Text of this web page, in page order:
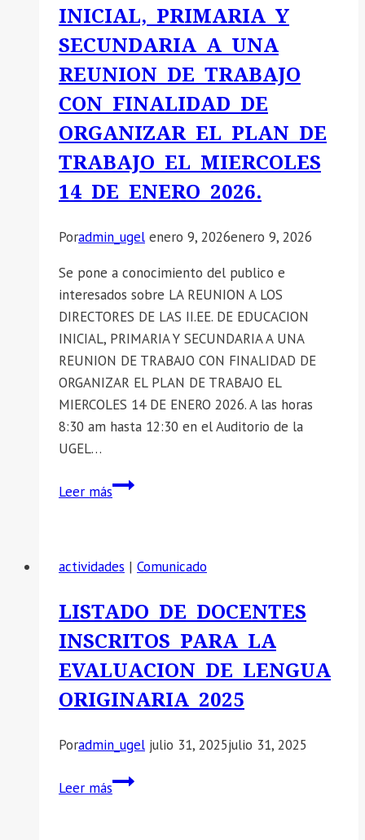
INICIAL, PRIMARIA Y
SECUNDARIA A UNA
REUNION DE TRABAJO
CON FINALIDAD DE
ORGANIZAR EL PLAN DE
TRABAJO EL MIERCOLES
14 DE ENERO 2026.
Poradmin_ugel enero 9, 2026enero 9, 2026
Se pone a conocimiento del publico e
interesados sobre LA REUNION A LOS
DIRECTORES DE LAS II.EE. DE EDUCACION
INICIAL, PRIMARIA Y SECUNDARIA A UNA
REUNION DE TRABAJO CON FINALIDAD DE
ORGANIZAR EL PLAN DE TRABAJO EL
MIERCOLES 14 DE ENERO 2026. A las horas
8:30 am hasta 12:30 en el Auditorio de la
UGEL…
Leer más📣
REUNION
LOS
DIRECTORES
DE
LAS
II.EE.
EDUCACION
PRIMARIA
actividades | Comunicado
LISTADO DE DOCENTES
INSCRITOS PARA LA
EVALUACION DE LENGUA
ORIGINARIA 2025
Poradmin_ugel julio 31, 2025julio 31, 2025
Leer másLISTADO